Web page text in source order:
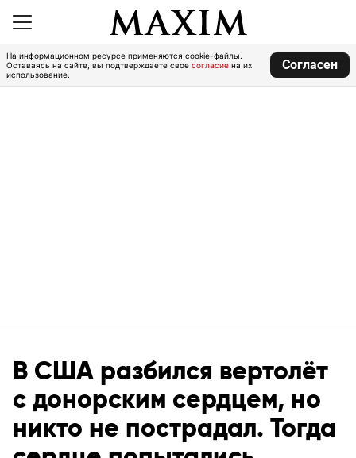
На информационном ресурсе применяются cookie-файлы.
Оставаясь на сайте, вы подтверждаете свое согласие на их
использование.
Согласен
В США разбился вертолёт
с донорским сердцем, но
никто не пострадал. Тогда